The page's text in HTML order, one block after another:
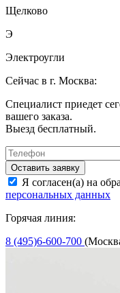
Щелково
Э
Электроугли
Сейчас в г. Москва:
Специалист приедет
вашего заказа.
Выезд бесплатный.
Оставить заявку
Я согласен(а) на
персональных данных
Горячая линия:
8 (495)6-600-700